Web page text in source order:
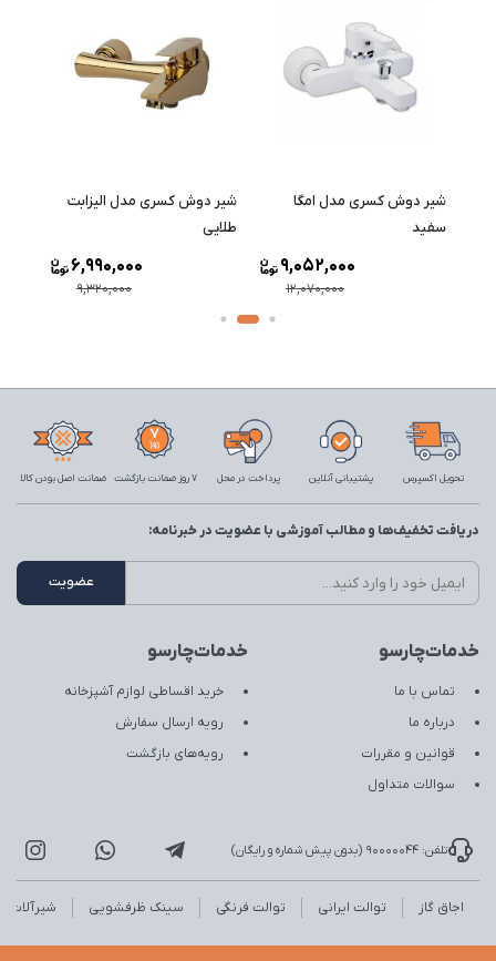
شیر دوش کسری مدل امگا
سفید
12,070,000
9,052,000
شیر دوش کسری مدل الیزابت
طلایی
9,320,000
6,990,000
تحویل اکسپرس پشتیبانی آنلاین پرداخت در محل 7 روز ضمانت بازگشت ضمانت اصل بودن کالا
خدمات‌چارسو
تماس با ما
درباره ما
قوانین و مقررات
سوالات متداول
خدمات‌چارسو
خرید اقساطی لوازم آشپزخانه
رویه ارسال سفارش
رویه‌های بازگشت
دریافت تخفیف‌ها و مطالب آموزشی با عضویت در خبرنامه:
تلفن: 90000044 (بدون پیش شماره و رایگان)
اجاق گاز توالت ایرانی توالت فرنگی سینک ظرفشویی شیرآلات